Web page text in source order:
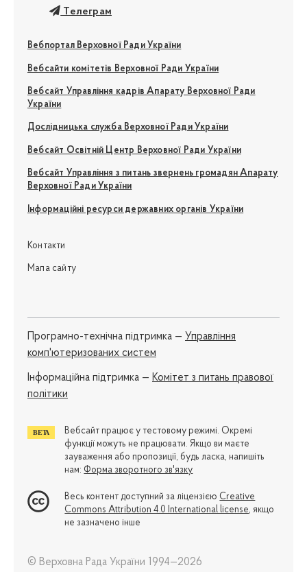
Телеграм
Вебпортал Верховної Ради України
Вебсайти комітетів Верховної Ради України
Вебсайт Управління кадрів Апарату Верховної Ради
України
Дослідницька служба Верховної Ради України
Вебсайт Освітній Центр Верховної Ради України
Вебсайт Управління з питань звернень громадян Апарату
Верховної Ради України
Інформаційні ресурси державних органів України
Контакти
Мапа сайту
Програмно-технічна підтримка — Управління
комп'ютеризованих систем
Iнформаційна підтримка — Комітет з питань правової
політики
Вебсайт працює у тестовому режимі. Окремі
функції можуть не працювати. Якщо ви маєте
зауваження або пропозиції, будь ласка, напишіть
нам: Форма зворотного зв'язку
Весь контент доступний за ліцензією Creative
Commons Attribution 4.0 International license, якщо
не зазначено інше
© Верховна Рада України 1994—2026